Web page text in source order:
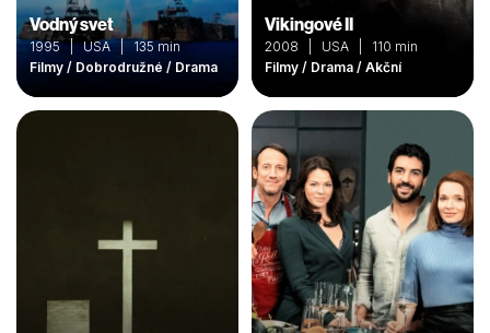
Vodný svet
1995 | USA | 135 min
Filmy / Dobrodružné / Drama
Vikingové II
2008 | USA | 110 min
Filmy / Drama / Akční